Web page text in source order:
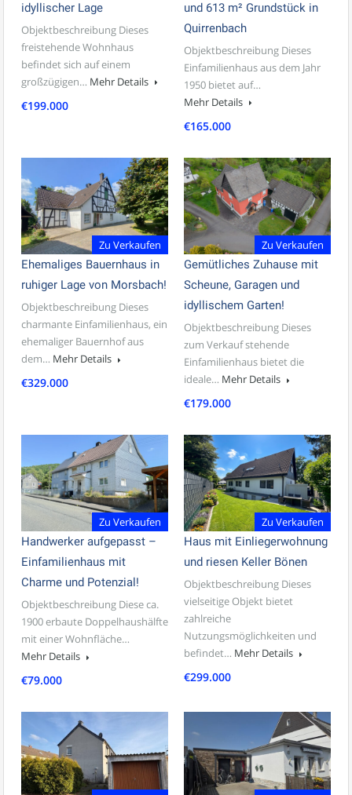
idyllischer Lage
Objektbeschreibung Dieses
freistehende Wohnhaus
befindet sich auf einem
großzügigen… Mehr Details
€199.000
und 613 m² Grundstück in
Quirrenbach
Objektbeschreibung Dieses
Einfamilienhaus aus dem Jahr
1950 bietet auf…
Mehr Details
€165.000
Zu Verkaufen
Ehemaliges Bauernhaus in
ruhiger Lage von Morsbach!
Objektbeschreibung Dieses
charmante Einfamilienhaus, ein
ehemaliger Bauernhof aus
dem… Mehr Details
€329.000
Zu Verkaufen
Gemütliches Zuhause mit
Scheune, Garagen und
idyllischem Garten!
Objektbeschreibung Dieses
zum Verkauf stehende
Einfamilienhaus bietet die
ideale… Mehr Details
€179.000
Zu Verkaufen
Handwerker aufgepasst –
Einfamilienhaus mit
Charme und Potenzial!
Objektbeschreibung Diese ca.
1900 erbaute Doppelhaushälfte
mit einer Wohnfläche…
Mehr Details
€79.000
Zu Verkaufen
Haus mit Einliegerwohnung
und riesen Keller Bönen
Objektbeschreibung Dieses
vielseitige Objekt bietet
zahlreiche
Nutzungsmöglichkeiten und
befindet… Mehr Details
€299.000